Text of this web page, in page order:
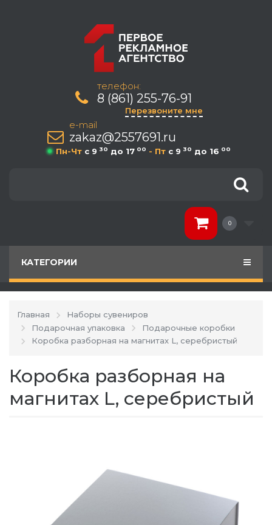
телефон:
8 (861) 255-76-91
Перезвоните мне
e-mail
zakaz@2557691.ru
Пн-Чт c 9 30 до 17 00 - Пт c 9 30 до 16 00
0
КАТЕГОРИИ
Главная
Наборы сувениров
Подарочная упаковка
Подарочные коробки
Коробка разборная на магнитах L, серебристый
Коробка разборная на
магнитах L, серебристый